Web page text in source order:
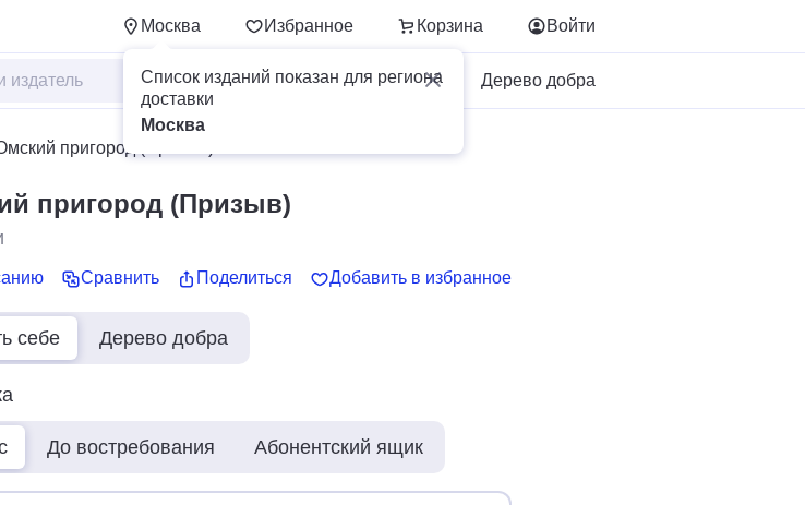
Москва Избранное Корзина
Список изданий показан для региона
доставки
Москва
Войти
Для бизнеса Дерево добра
пригород (Призыв)
пригород (Призыв)
Сравнить Поделиться Добавить в избранное
себе Дерево добра
До востребования Абонентский ящик